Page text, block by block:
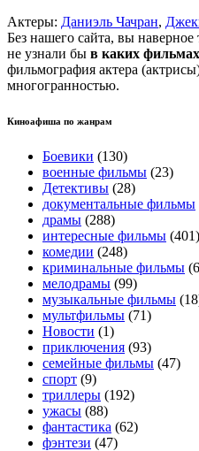
Актеры: Даниэль Чачран,
Без нашего сайта, вы наверное
не узнали бы в каких
фильмография актера
многогранностью.
Киноафиша по жанрам
Боевики (130)
военные фильмы (23)
Детективы (28)
документальные фильмы
драмы (288)
интересные фильмы (401)
комедии (248)
криминальные фильмы
мелодрамы (99)
музыкальные фильмы
мультфильмы (71)
Новости (1)
приключения (93)
семейные фильмы (47)
спорт (9)
триллеры (192)
ужасы (88)
фантастика (62)
фэнтези (47)